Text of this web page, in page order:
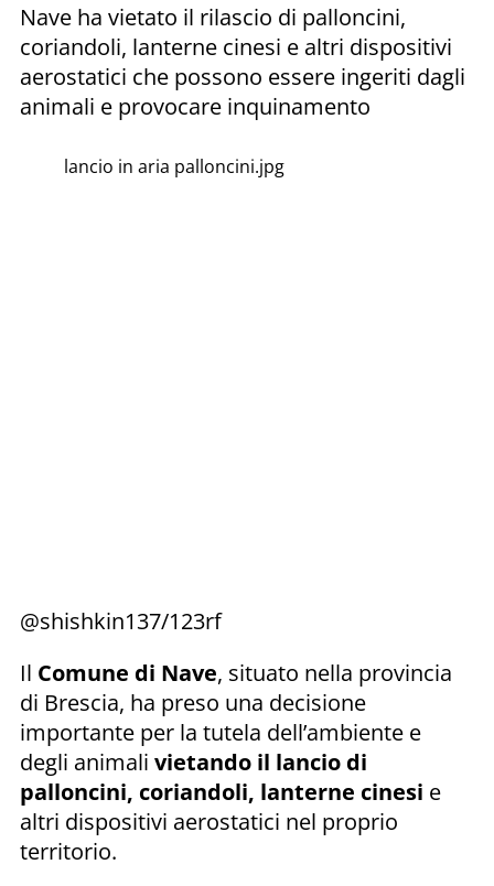
lancio in aria palloncini.jpg
Nave ha vietato il rilascio di palloncini,
coriandoli, lanterne cinesi e altri dispositivi
aerostatici che possono essere ingeriti dagli
animali e provocare inquinamento
@shishkin137/123rf
Il Comune di Nave, situato nella provincia
di Brescia, ha preso una decisione
importante per la tutela dell’ambiente e
degli animali vietando il lancio di
palloncini, coriandoli, lanterne cinesi e
altri dispositivi aerostatici nel proprio
territorio.